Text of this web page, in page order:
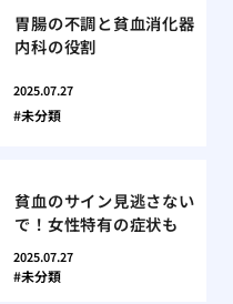
胃腸の不調と貧血消化器
内科の役割
2025.07.27
未分類
貧血のサイン見逃さない
で！女性特有の症状も
2025.07.27
未分類